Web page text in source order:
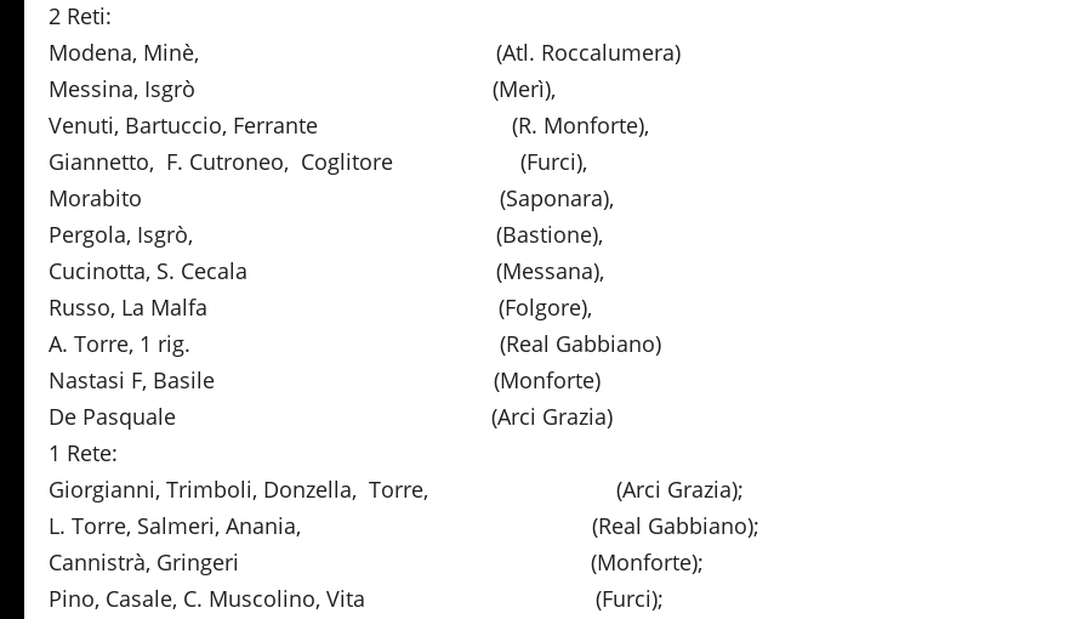
2 Reti:
Modena, Minè, (Atl. Roccalumera)
Messina, Isgrò (Merì),
Venuti, Bartuccio, Ferrante (R. Monforte),
Giannetto, F. Cutroneo, Coglitore (Furci),
Morabito (Saponara),
Pergola, Isgrò, (Bastione),
Cucinotta, S. Cecala (Messana),
Russo, La Malfa (Folgore),
A. Torre, 1 rig. (Real Gabbiano)
Nastasi F, Basile (Monforte)
De Pasquale (Arci Grazia)
1 Rete:
Giorgianni, Trimboli, Donzella, Torre, (Arci Grazia);
L. Torre, Salmeri, Anania, (Real Gabbiano);
Cannistrà, Gringeri (Monforte);
Pino, Casale, C. Muscolino, Vita (Furci);